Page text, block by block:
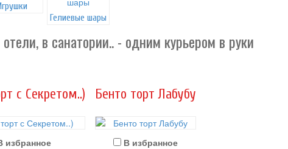
Гелиевые шары
в санатории.. - одним курьером в руки
с Секретом..)
избранное
Бенто торт Лабубу
В избранное